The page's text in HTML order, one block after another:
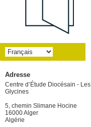
Adresse
Centre d’Étude Diocésain - Les
Glycines
5, chemin Slimane Hocine
16000 Alger
Algérie